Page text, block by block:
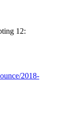
12:
2018-